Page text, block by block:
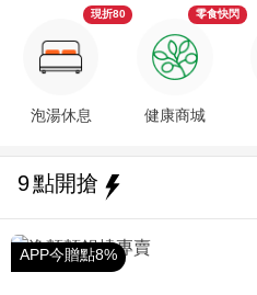
泡湯休息
現折80
健康商城
零食快閃
9點開搶
APP今贈點8%